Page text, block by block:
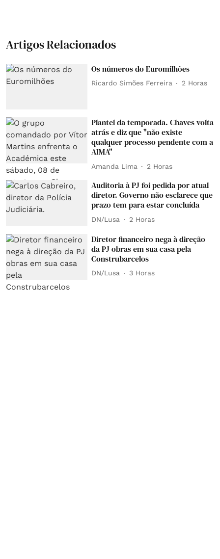
Artigos Relacionados
Os números do Euromilhões
Ricardo Simões Ferreira 2 Horas
Plantel da temporada. Chaves volta
atrás e diz que "não existe
qualquer processo pendente com a
AIMA"
Amanda Lima 2 Horas
Auditoria à PJ foi pedida por atual
diretor. Governo não esclarece que
prazo tem para estar concluída
DN/Lusa 2 Horas
Diretor financeiro nega à direção
da PJ obras em sua casa pela
Construbarcelos
DN/Lusa 3 Horas